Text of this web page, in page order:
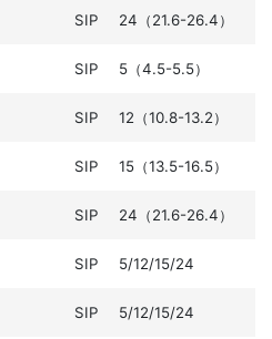
SIP 24（21.6-26.4）
SIP 5（4.5-5.5）
SIP 12（10.8-13.2）
SIP 15（13.5-16.5）
SIP 24（21.6-26.4）
SIP 5/12/15/24
SIP 5/12/15/24